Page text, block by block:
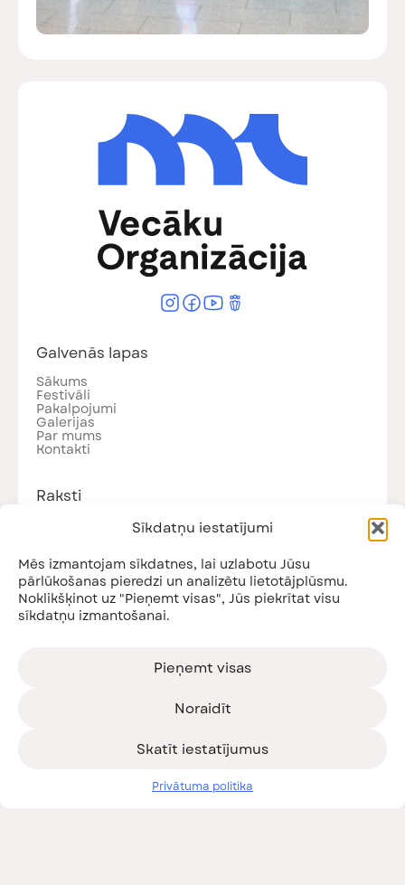
Sīkdatņu iestatījumi
Mēs izmantojam sīkdatnes, lai uzlabotu Jūsu
pārlūkošanas pieredzi un analizētu lietotājplūsmu.
Noklikšķinot uz "Pieņemt visas", Jūs piekrītat visu
sīkdatņu izmantošanai.
Pieņemt visas
Noraidīt
Skatīt iestatījumus
Privātuma politika
Galvenās lapas
Sākums
Festivāli
Pakalpojumi
Galerijas
Par mums
Kontakti
Raksti
Nodarbības
Piesakies jaunumiem!
un citiem jaunumiem!